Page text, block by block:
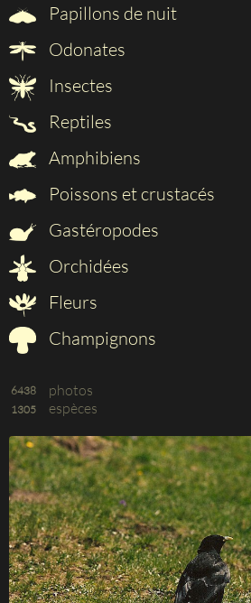
Papillons de nuit
Odonates
Insectes
Reptiles
Amphibiens
Poissons et crustacés
Gastéropodes
Orchidées
Fleurs
Champignons
6438 photos
1305 espèces